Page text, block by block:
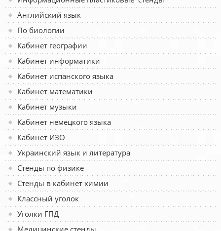
Английский язык
По биологии
Кабинет географии
Кабинет информатики
Кабинет испанского языка
Кабинет математики
Кабинет музыки
Кабинет немецкого языка
Кабинет ИЗО
Украинский язык и литература
Стенды по физике
Стенды в кабинет химии
Классный уголок
Уголки ГПД
Медицинские стенды